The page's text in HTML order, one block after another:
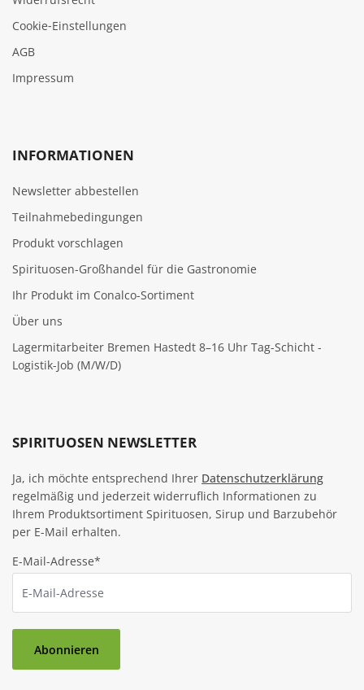
Cookie‑Einstellungen
AGB
Impressum
INFORMATIONEN
Newsletter abbestellen
Teilnahmebedingungen
Produkt vorschlagen
Spirituosen-Großhandel für die Gastronomie
Ihr Produkt im Conalco-Sortiment
Über uns
Lagermitarbeiter Bremen Hastedt 8–16 Uhr Tag-Schicht -
Logistik-Job (M/W/D)
SPIRITUOSEN NEWSLETTER
Ja, ich möchte entsprechend Ihrer Datenschutzerklärung
regelmäßig und jederzeit widerruflich Informationen zu
Ihrem Produktsortiment Spirituosen, Sirup und Barzubehör
per E-Mail erhalten.
E-Mail-Adresse*
Abonnieren